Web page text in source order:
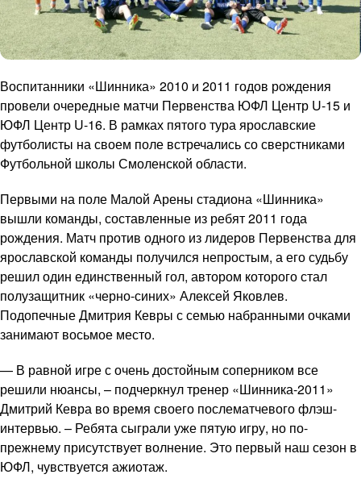
Воспитанники «Шинника» 2010 и 2011 годов рождения
провели очередные матчи Первенства ЮФЛ Центр U-15 и
ЮФЛ Центр U-16. В рамках пятого тура ярославские
футболисты на своем поле встречались со сверстниками
Футбольной школы Смоленской области.
Первыми на поле Малой Арены стадиона «Шинника»
вышли команды, составленные из ребят 2011 года
рождения. Матч против одного из лидеров Первенства для
ярославской команды получился непростым, а его судьбу
решил один единственный гол, автором которого стал
полузащитник «черно-синих» Алексей Яковлев.
Подопечные Дмитрия Кевры с семью набранными очками
занимают восьмое место.
— В равной игре с очень достойным соперником все
решили нюансы, – подчеркнул тренер «Шинника-2011»
Дмитрий Кевра во время своего послематчевого флэш-
интервью. – Ребята сыграли уже пятую игру, но по-
прежнему присутствует волнение. Это первый наш сезон в
ЮФЛ, чувствуется ажиотаж.